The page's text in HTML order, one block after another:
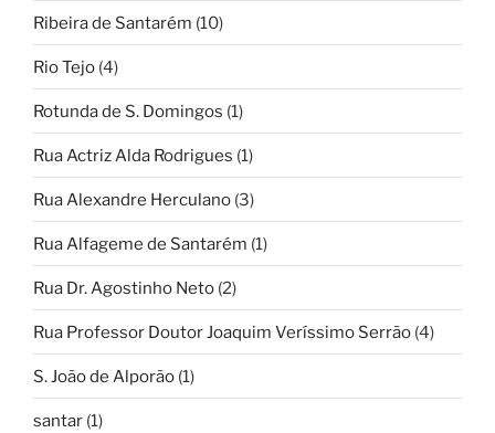
Ribeira de Santarém (10)
Rio Tejo (4)
Rotunda de S. Domingos (1)
Rua Actriz Alda Rodrigues (1)
Rua Alexandre Herculano (3)
Rua Alfageme de Santarém (1)
Rua Dr. Agostinho Neto (2)
Rua Professor Doutor Joaquim Veríssimo Serrão (4)
S. João de Alporão (1)
santar (1)